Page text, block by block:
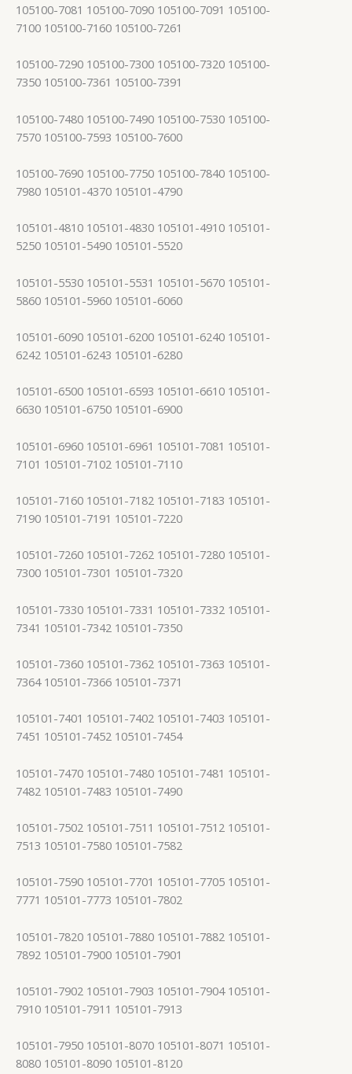
105100-7081 105100-7090 105100-7091 105100-
7100 105100-7160 105100-7261
105100-7290 105100-7300 105100-7320 105100-
7350 105100-7361 105100-7391
105100-7480 105100-7490 105100-7530 105100-
7570 105100-7593 105100-7600
105100-7690 105100-7750 105100-7840 105100-
7980 105101-4370 105101-4790
105101-4810 105101-4830 105101-4910 105101-
5250 105101-5490 105101-5520
105101-5530 105101-5531 105101-5670 105101-
5860 105101-5960 105101-6060
105101-6090 105101-6200 105101-6240 105101-
6242 105101-6243 105101-6280
105101-6500 105101-6593 105101-6610 105101-
6630 105101-6750 105101-6900
105101-6960 105101-6961 105101-7081 105101-
7101 105101-7102 105101-7110
105101-7160 105101-7182 105101-7183 105101-
7190 105101-7191 105101-7220
105101-7260 105101-7262 105101-7280 105101-
7300 105101-7301 105101-7320
105101-7330 105101-7331 105101-7332 105101-
7341 105101-7342 105101-7350
105101-7360 105101-7362 105101-7363 105101-
7364 105101-7366 105101-7371
105101-7401 105101-7402 105101-7403 105101-
7451 105101-7452 105101-7454
105101-7470 105101-7480 105101-7481 105101-
7482 105101-7483 105101-7490
105101-7502 105101-7511 105101-7512 105101-
7513 105101-7580 105101-7582
105101-7590 105101-7701 105101-7705 105101-
7771 105101-7773 105101-7802
105101-7820 105101-7880 105101-7882 105101-
7892 105101-7900 105101-7901
105101-7902 105101-7903 105101-7904 105101-
7910 105101-7911 105101-7913
105101-7950 105101-8070 105101-8071 105101-
8080 105101-8090 105101-8120